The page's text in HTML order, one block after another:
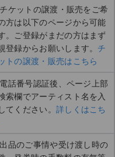
ケットの譲渡・販売をご希
方は以下のページから可能
。ご登録がまだの方はまず
登録からお願いします。 チ
トの譲渡・販売はこちら
話番号認証後、ページ上部
索欄でアーティスト名を入
てください。 詳しくはこち
品のご事情や受け渡し時の